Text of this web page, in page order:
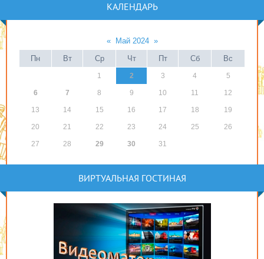
КАЛЕНДАРЬ
« Май 2024 »
Пн
Вт Ср Чт Пт Сб Вс
1 2 3 4 5
6 7 8 9 10 11 12
13 14 15 16 17 18 19
20 21 22 23 24 25 26
27 28 29 30 31
ВИРТУАЛЬНАЯ ГОСТИНАЯ